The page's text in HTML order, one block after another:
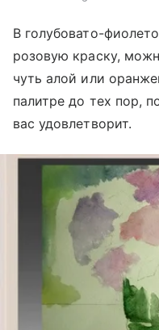
В голубовато-
розовую краску,
чуть алой или
палитре до тех пор,
вас удовлетворит.